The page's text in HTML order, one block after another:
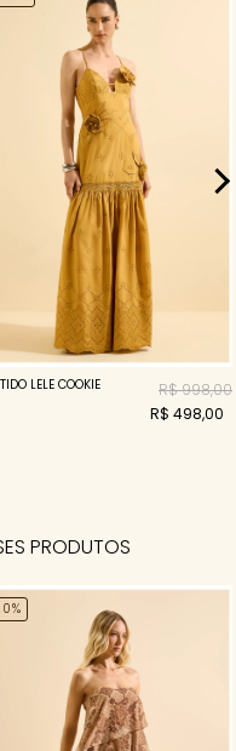
LELE COOKIE
R$ 998,00
R$ 498,00
PRODUTOS